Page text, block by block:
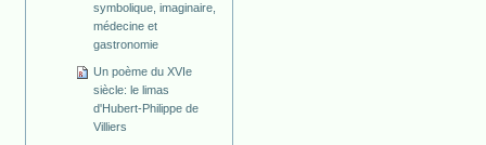
symbolique, imaginaire,
médecine et
gastronomie
Un poème du XVIe
siècle: le limas
d'Hubert-Philippe de
Villiers